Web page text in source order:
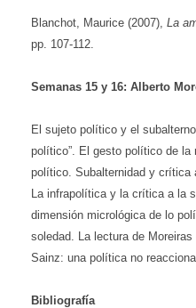
Blanchot, Maurice (2007), La
pp. 107-112.
Semanas 15 y 16: Alberto
El sujeto político y el
político”. El gesto político de la
político. Subalternidad y crítica
La infrapolítica y la crítica a la
dimensión micrológica de lo
soledad. La lectura de Moreiras
Sainz: una política no
Bibliografía